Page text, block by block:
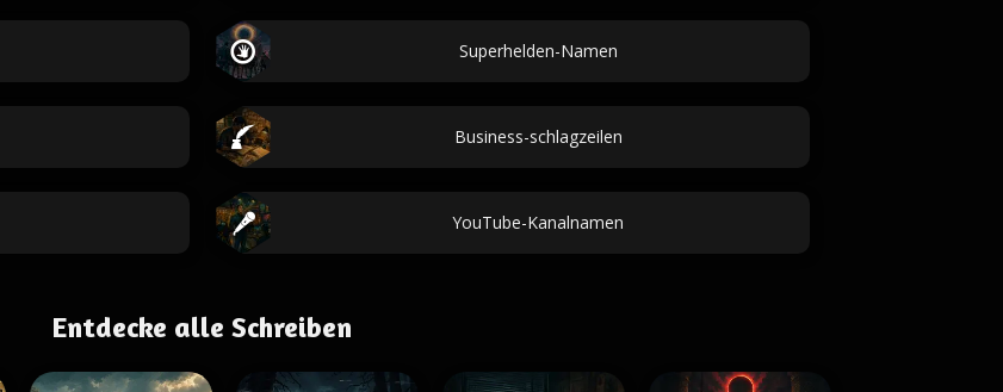
Superhelden-Namen
Business-schlagzeilen
YouTube-Kanalnamen
Entdecke alle Schreiben